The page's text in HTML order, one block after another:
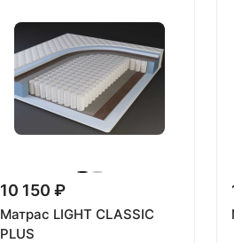
10 150 ₽
Матрас LIGHT CLASSIC
PLUS